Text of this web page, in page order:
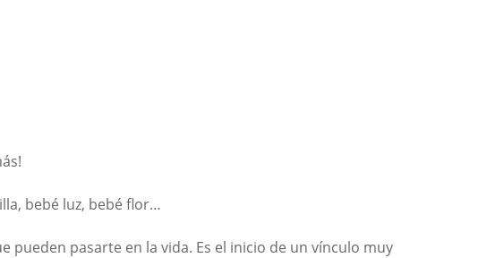
bebé luz, bebé flor…
pueden pasarte en la vida. Es el inicio de un vínculo muy